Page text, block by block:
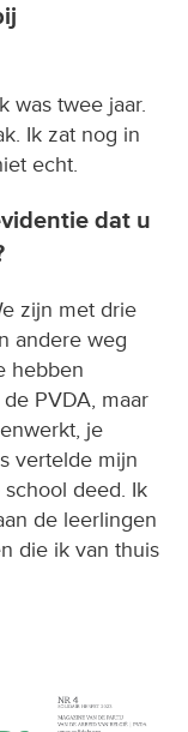
was twee jaar.
Ik zat nog in
echt.
dat u
zijn met drie
andere weg
hebben
PVDA, maar
je
vertelde mijn
deed. Ik
de leerlingen
die ik van thuis